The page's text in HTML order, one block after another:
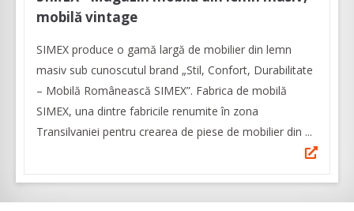
mobilă vintage
SIMEX produce o gamă largă de mobilier din lemn
masiv sub cunoscutul brand „Stil, Confort, Durabilitate
– Mobilă Românească SIMEX”. Fabrica de mobilă
SIMEX, una dintre fabricile renumite în zona
Transilvaniei pentru crearea de piese de mobilier din ...